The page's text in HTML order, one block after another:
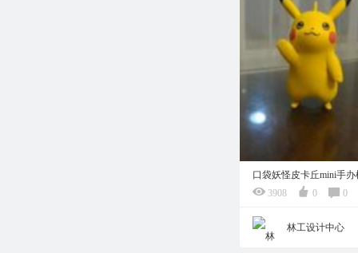
口袋妖怪皮卡丘mini手办
3908
0 0
林工设计中心